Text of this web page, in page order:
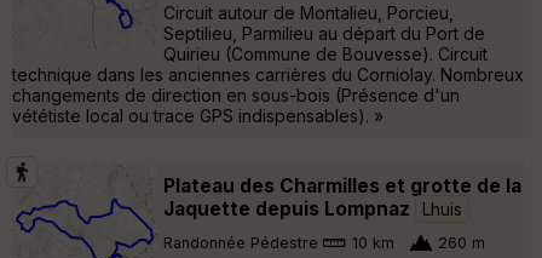
Circuit autour de Montalieu, Porcieu,
Septilieu, Parmilieu au départ du Port de
Quirieu (Commune de Bouvesse). Circuit
technique dans les anciennes carrières du Corniolay. Nombreux
changements de direction en sous-bois (Présence d'un
vététiste local ou trace GPS indispensables). »
Plateau des Charmilles et grotte de la
Jaquette depuis Lompnaz
Lhuis
Randonnée Pédestre 10 km 260 m